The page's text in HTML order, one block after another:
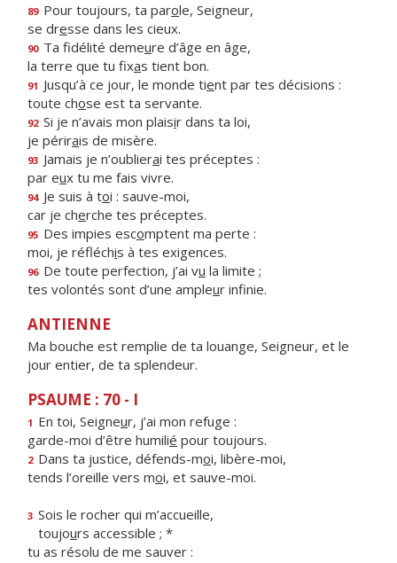
89 Pour toujours, ta parole, Seigneur,
se dresse dans les cieux.
90 Ta fidélité demeure d’âge en âge,
la terre que tu fixas tient bon.
91 Jusqu’à ce jour, le monde tient par tes décisions :
toute chose est ta servante.
92 Si je n’avais mon plaisir dans ta loi,
je périrais de misère.
93 Jamais je n’oublierai tes préceptes :
par eux tu me fais vivre.
94 Je suis à toi : sauve-moi,
car je cherche tes préceptes.
95 Des impies escomptent ma perte :
moi, je réfléchis à tes exigences.
96 De toute perfection, j’ai vu la limite ;
tes volontés sont d’une ampleur infinie.
ANTIENNE
Ma bouche est remplie de ta louange, Seigneur, et le
jour entier, de ta splendeur.
PSAUME : 70 - I
1 En toi, Seigneur, j’ai mon refuge :
garde-moi d’être humilié pour toujours.
2 Dans ta justice, défends-moi, libère-moi,
tends l’oreille vers moi, et sauve-moi.
3 Sois le rocher qui m’accueille,
toujours accessible ; *
tu as résolu de me sauver :